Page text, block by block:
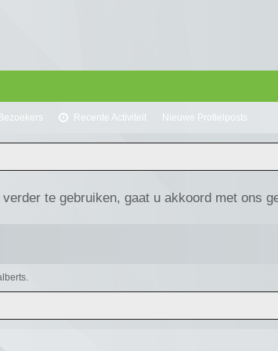
Recente Activiteit Nieuwe Profielposts
te gebruiken, gaat u akkoord met ons